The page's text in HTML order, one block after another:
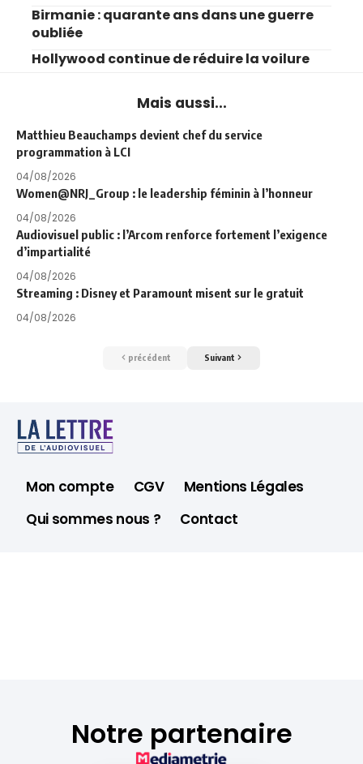
Birmanie : quarante ans dans une guerre
oubliée
Hollywood continue de réduire la voilure
Mais aussi...
Matthieu Beauchamps devient chef du service
programmation à LCI
04/08/2026
Women@NRJ_Group : le leadership féminin à l’honneur
04/08/2026
Audiovisuel public : l’Arcom renforce fortement l’exigence
d’impartialité
04/08/2026
Streaming : Disney et Paramount misent sur le gratuit
04/08/2026
précédent Suivant
Mon compte CGV
Mentions Légales
Qui sommes nous ?
Contact
Notre partenaire